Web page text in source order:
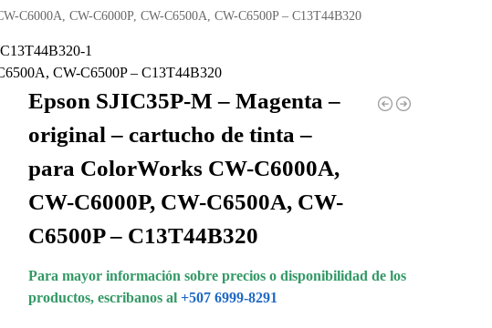
C6000A, CW-C6000P, CW-C6500A, CW-C6500P – C13T44B320
CW-C6500P – C13T44B320
Epson SJIC35P-M – Magenta –
original – cartucho de tinta –
para ColorWorks CW-C6000A,
CW-C6000P, CW-C6500A, CW-
C6500P – C13T44B320
Para mayor información sobre precios o disponibilidad de los
productos, escribanos al +507 6999-8291